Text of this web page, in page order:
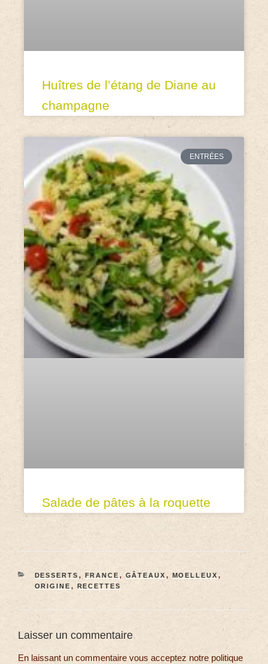
Huîtres de l’étang de Diane au
champagne
ENTRÉES
Salade de pâtes à la roquette
DESSERTS , FRANCE , GÂTEAUX , MOELLEUX ,
ORIGINE , RECETTES
Laisser un commentaire
En laissant un commentaire vous acceptez notre politique